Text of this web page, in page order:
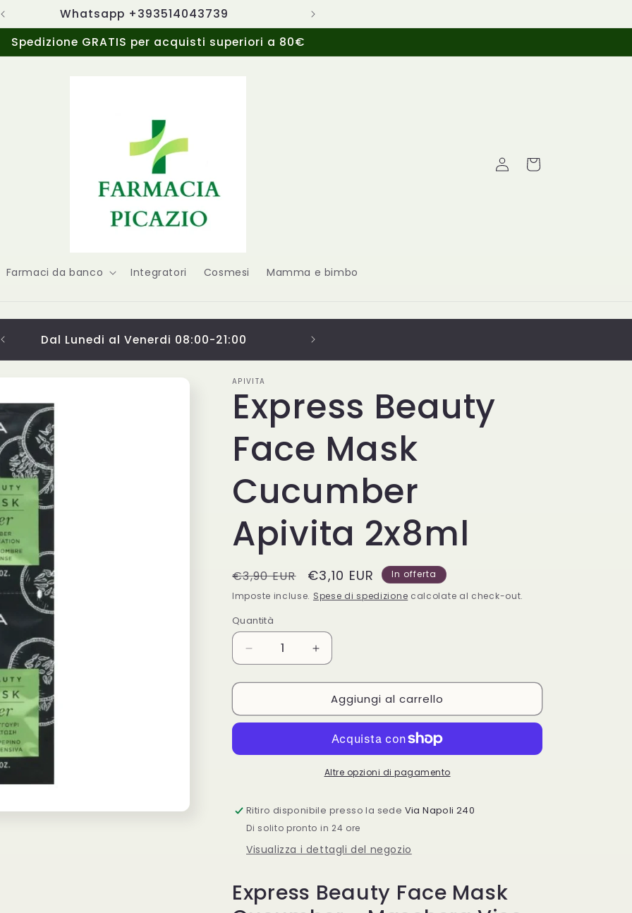
Whatsapp +393514043739
Spedizione GRATIS per acquisti superiori a 80€
Farmaci da banco Integratori Cosmesi Mamma e bimbo
Accedi Carrello
Dal Lunedi al Venerdi 08:00-21:00
APIVITA
Express Beauty
Face Mask
Cucumber
Apivita 2x8ml
Prezzo
di
listino
€3,90 EUR
Prezzo
scontato
€3,10 EUR
In offerta
Imposte incluse. Spese di spedizione calcolate al check-out.
Quantità
Quantità
Diminuisci
quantità
per
Beauty
Cucumber
Aumenta
quantità
per
Express
Beauty
Mask
Cucumber
Apivita
Aggiungi al carrello
Altre opzioni di pagamento
Ritiro disponibile presso la sede Via Napoli 240
Di solito pronto in 24 ore
Visualizza i dettagli del negozio
Express Beauty Face Mask